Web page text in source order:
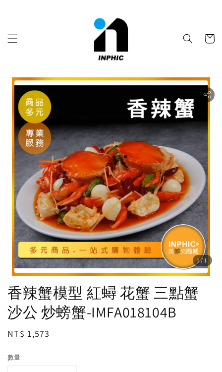
1/1
香辣蟹模型 紅蟳 花蟹 三點蟹
沙公 炒螃蟹-IMFA018104B
Regular
NT$ 1,573
數量